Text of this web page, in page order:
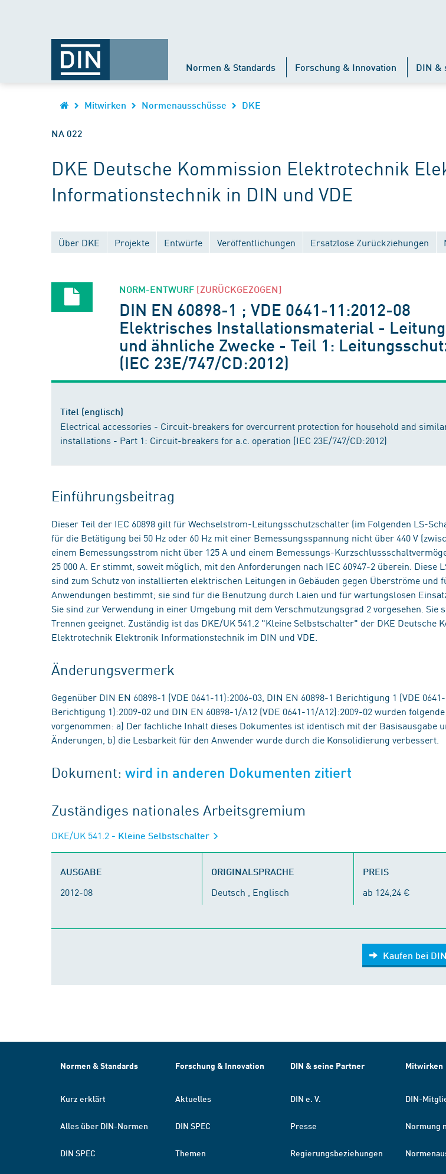
Normen & Standards Forschung & Innovation DIN &
Mitwirken Normenausschüsse DKE
NA 022
DKE Deutsche Kommission Elektrotechnik
Informationstechnik in DIN und VDE
Über DKE Projekte Entwürfe Veröffentlichungen Ersatzlose Zurückziehungen
NORM-ENTWURF [ZURÜCKGEZOGEN]
DIN EN 60898-1 ; VDE 0641-11:2012-08
Elektrisches Installationsmaterial -
und ähnliche Zwecke - Teil 1:
(IEC 23E/747/CD:2012)
Titel (englisch)
Electrical accessories - Circuit-breakers for overcurrent protection for household and
installations - Part 1: Circuit-breakers for a.c. operation (IEC 23E/747/CD:2012)
Einführungsbeitrag
Dieser Teil der IEC 60898 gilt für Wechselstrom-Leitungsschutzschalter (im Folgenden LS-
für die Betätigung bei 50 Hz oder 60 Hz mit einer Bemessungsspannung nicht über 440 V
einem Bemessungsstrom nicht über 125 A und einem Bemessungs-
25 000 A. Er stimmt, soweit möglich, mit den Anforderungen nach IEC 60947-2 überein. Diese
sind zum Schutz von installierten elektrischen Leitungen in Gebäuden gegen Überströme und
Anwendungen bestimmt; sie sind für die Benutzung durch Laien und für wartungslosen
Sie sind zur Verwendung in einer Umgebung mit dem Verschmutzungsgrad 2 vorgesehen. Sie
Trennen geeignet. Zuständig ist das DKE/UK 541.2 "Kleine Selbstschalter" der DKE Deutsche
Elektrotechnik Elektronik Informationstechnik im DIN und VDE.
Änderungsvermerk
Gegenüber DIN EN 60898-1 (VDE 0641-11):2006-03, DIN EN 60898-1 Berichtigung 1 (VDE 0641-
Berichtigung 1):2009-02 und DIN EN 60898-1/A12 (VDE 0641-11/A12):2009-02 wurden
vorgenommen: a) Der fachliche Inhalt dieses Dokumentes ist identisch mit der Basisausgabe
Änderungen, b) die Lesbarkeit für den Anwender wurde durch die Konsolidierung verbessert.
Dokument:wird in anderen Dokumenten zitiert
Zuständiges nationales Arbeitsgremium
DKE/UK 541.2 - Kleine Selbstschalter
AUSGABE
2012-08
ORIGINALSPRACHE
Deutsch , Englisch
PREIS
ab 124,24 €
Kaufen bei
Normen & Standards
Kurz erklärt
Alles über DIN-Normen
DIN SPEC
Forschung & Innovation
Aktuelles
DIN SPEC
Themen
DIN & seine Partner
DIN e. V.
Presse
Regierungsbeziehungen
Mitwirken
DIN-
Normung